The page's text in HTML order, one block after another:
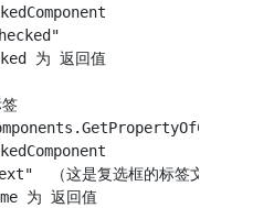
为 返回值
（这是复选框的标签文字）
为 返回值